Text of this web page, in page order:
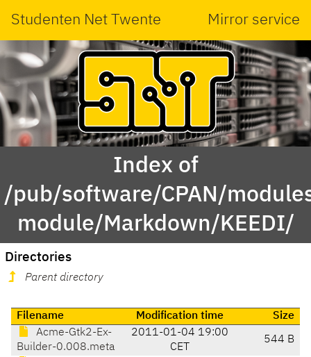
Studenten Net Twente Mirror service
Index of
/pub/software/CPAN/
module/Markdown/KEEDI/
Directories
Parent directory
Filename Modification time
Size
Acme-Gtk2-Ex-
Builder-0.008.meta
2011-01-04 19:00
CET
544 B